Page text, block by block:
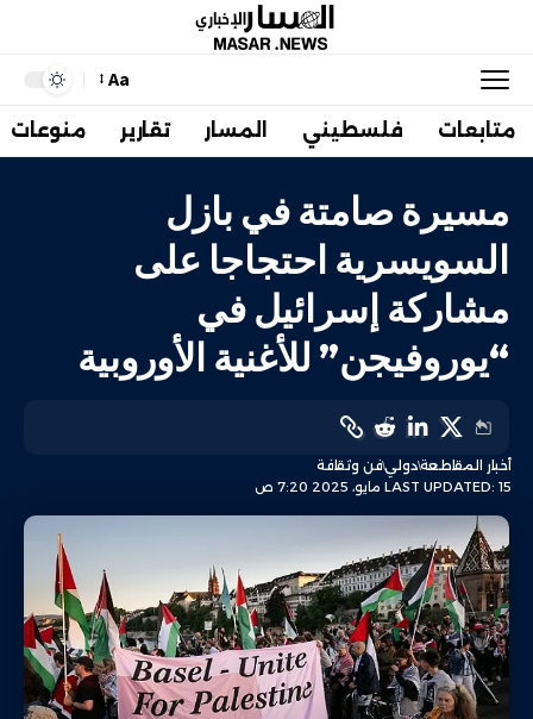
Aa
متابعات فلسطيني المسار تقارير منوعات
مسيرة صامتة في بازل
السويسرية احتجاجا على
مشاركة إسرائيل في
“يوروفيجن” للأغنية الأوروبية
LAST UPDATED: 15 مايو، 2025 7:20 ص
أخبار المقاطعةدوليفن وثقافة